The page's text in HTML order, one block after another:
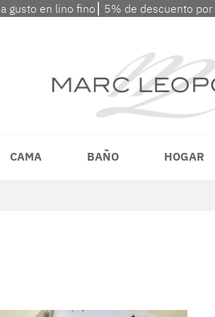
gusto en lino fino⎮ 5% de descuento
CAMA BAÑO HOGAR